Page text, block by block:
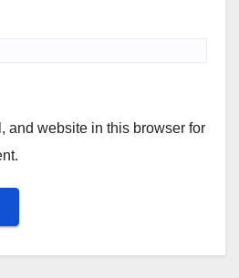
and website in this browser for